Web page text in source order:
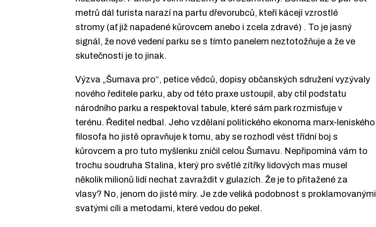
metrů dál turista narazí na partu dřevorubců, kteří kácejí vzrostlé
stromy (ať již napadené kůrovcem anebo i zcela zdravé) . To je jasný
signál, že nové vedení parku se s tímto panelem neztotožňuje a že ve
skutečnosti je to jinak.
Výzva „Šumava pro“, petice vědců, dopisy občanských sdružení vyzývaly
nového ředitele parku, aby od této praxe ustoupil, aby ctil podstatu
národního parku a respektoval tabule, které sám park rozmisťuje v
terénu. Ředitel nedbal. Jeho vzdělaní politického ekonoma marx-leniského
filosofa ho jistě opravňuje k tomu, aby se rozhodl vést třídní boj s
kůrovcem a pro tuto myšlenku zničil celou Šumavu. Nepřipomíná vám to
trochu soudruha Stalina, který pro světlé zítřky lidových mas musel
několik milionů lidí nechat zavraždit v gulazích. Že je to přitažené za
vlasy? No, jenom do jisté míry. Je zde veliká podobnost s proklamovanými
svatými cíli a metodami, které vedou do pekel.